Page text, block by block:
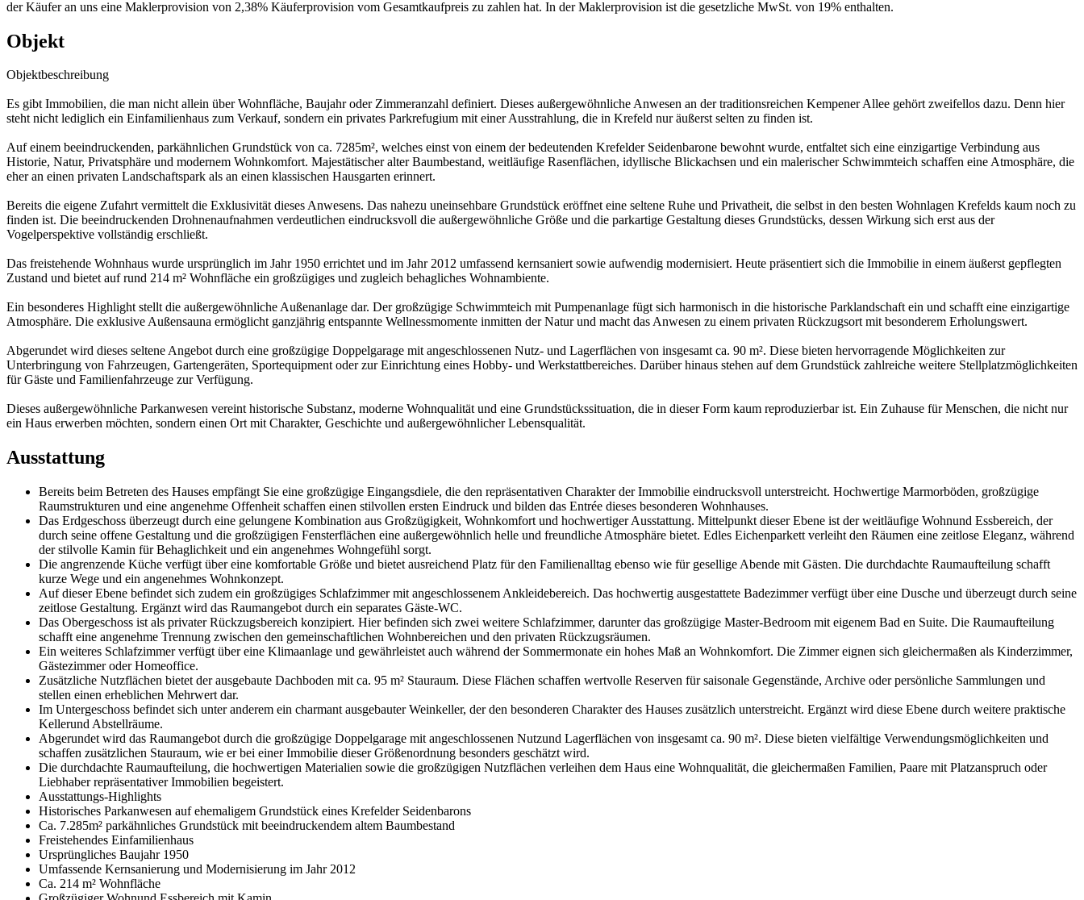
der Käufer an uns eine Maklerprovision von 2,38% Käuferprovision vom Gesamtkaufpreis zu zahlen hat. In der Maklerprovision ist die gesetzliche MwSt. von 19% enthalten.
Objekt
Objektbeschreibung
Es gibt Immobilien, die man nicht allein über Wohnfläche, Baujahr oder Zimmeranzahl definiert. Dieses außergewöhnliche Anwesen an der traditionsreichen Kempener Allee gehört zweifellos dazu. Denn hier
steht nicht lediglich ein Einfamilienhaus zum Verkauf, sondern ein privates Parkrefugium mit einer Ausstrahlung, die in Krefeld nur äußerst selten zu finden ist.
Auf einem beeindruckenden, parkähnlichen Grundstück von ca. 7285m², welches einst von einem der bedeutenden Krefelder Seidenbarone bewohnt wurde, entfaltet sich eine einzigartige Verbindung aus
Historie, Natur, Privatsphäre und modernem Wohnkomfort. Majestätischer alter Baumbestand, weitläufige Rasenflächen, idyllische Blickachsen und ein malerischer Schwimmteich schaffen eine Atmosphäre, die
eher an einen privaten Landschaftspark als an einen klassischen Hausgarten erinnert.
Bereits die eigene Zufahrt vermittelt die Exklusivität dieses Anwesens. Das nahezu uneinsehbare Grundstück eröffnet eine seltene Ruhe und Privatheit, die selbst in den besten Wohnlagen Krefelds kaum noch zu
finden ist. Die beeindruckenden Drohnenaufnahmen verdeutlichen eindrucksvoll die außergewöhnliche Größe und die parkartige Gestaltung dieses Grundstücks, dessen Wirkung sich erst aus der
Vogelperspektive vollständig erschließt.
Das freistehende Wohnhaus wurde ursprünglich im Jahr 1950 errichtet und im Jahr 2012 umfassend kernsaniert sowie aufwendig modernisiert. Heute präsentiert sich die Immobilie in einem äußerst gepflegten
Zustand und bietet auf rund 214 m² Wohnfläche ein großzügiges und zugleich behagliches Wohnambiente.
Ein besonderes Highlight stellt die außergewöhnliche Außenanlage dar. Der großzügige Schwimmteich mit Pumpenanlage fügt sich harmonisch in die historische Parklandschaft ein und schafft eine einzigartige
Atmosphäre. Die exklusive Außensauna ermöglicht ganzjährig entspannte Wellnessmomente inmitten der Natur und macht das Anwesen zu einem privaten Rückzugsort mit besonderem Erholungswert.
Abgerundet wird dieses seltene Angebot durch eine großzügige Doppelgarage mit angeschlossenen Nutz- und Lagerflächen von insgesamt ca. 90 m². Diese bieten hervorragende Möglichkeiten zur
Unterbringung von Fahrzeugen, Gartengeräten, Sportequipment oder zur Einrichtung eines Hobby- und Werkstattbereiches. Darüber hinaus stehen auf dem Grundstück zahlreiche weitere Stellplatzmöglichkeiten
für Gäste und Familienfahrzeuge zur Verfügung.
Dieses außergewöhnliche Parkanwesen vereint historische Substanz, moderne Wohnqualität und eine Grundstückssituation, die in dieser Form kaum reproduzierbar ist. Ein Zuhause für Menschen, die nicht nur
ein Haus erwerben möchten, sondern einen Ort mit Charakter, Geschichte und außergewöhnlicher Lebensqualität.
Ausstattung
Bereits beim Betreten des Hauses empfängt Sie eine großzügige Eingangsdiele, die den repräsentativen Charakter der Immobilie eindrucksvoll unterstreicht. Hochwertige Marmorböden, großzügige
Raumstrukturen und eine angenehme Offenheit schaffen einen stilvollen ersten Eindruck und bilden das Entrée dieses besonderen Wohnhauses.
Das Erdgeschoss überzeugt durch eine gelungene Kombination aus Großzügigkeit, Wohnkomfort und hochwertiger Ausstattung. Mittelpunkt dieser Ebene ist der weitläufige Wohnund Essbereich, der
durch seine offene Gestaltung und die großzügigen Fensterflächen eine außergewöhnlich helle und freundliche Atmosphäre bietet. Edles Eichenparkett verleiht den Räumen eine zeitlose Eleganz, während
der stilvolle Kamin für Behaglichkeit und ein angenehmes Wohngefühl sorgt.
Die angrenzende Küche verfügt über eine komfortable Größe und bietet ausreichend Platz für den Familienalltag ebenso wie für gesellige Abende mit Gästen. Die durchdachte Raumaufteilung schafft
kurze Wege und ein angenehmes Wohnkonzept.
Auf dieser Ebene befindet sich zudem ein großzügiges Schlafzimmer mit angeschlossenem Ankleidebereich. Das hochwertig ausgestattete Badezimmer verfügt über eine Dusche und überzeugt durch seine
zeitlose Gestaltung. Ergänzt wird das Raumangebot durch ein separates Gäste-WC.
Das Obergeschoss ist als privater Rückzugsbereich konzipiert. Hier befinden sich zwei weitere Schlafzimmer, darunter das großzügige Master-Bedroom mit eigenem Bad en Suite. Die Raumaufteilung
schafft eine angenehme Trennung zwischen den gemeinschaftlichen Wohnbereichen und den privaten Rückzugsräumen.
Ein weiteres Schlafzimmer verfügt über eine Klimaanlage und gewährleistet auch während der Sommermonate ein hohes Maß an Wohnkomfort. Die Zimmer eignen sich gleichermaßen als Kinderzimmer,
Gästezimmer oder Homeoffice.
Zusätzliche Nutzflächen bietet der ausgebaute Dachboden mit ca. 95 m² Stauraum. Diese Flächen schaffen wertvolle Reserven für saisonale Gegenstände, Archive oder persönliche Sammlungen und
stellen einen erheblichen Mehrwert dar.
Im Untergeschoss befindet sich unter anderem ein charmant ausgebauter Weinkeller, der den besonderen Charakter des Hauses zusätzlich unterstreicht. Ergänzt wird diese Ebene durch weitere praktische
Kellerund Abstellräume.
Abgerundet wird das Raumangebot durch die großzügige Doppelgarage mit angeschlossenen Nutzund Lagerflächen von insgesamt ca. 90 m². Diese bieten vielfältige Verwendungsmöglichkeiten und
schaffen zusätzlichen Stauraum, wie er bei einer Immobilie dieser Größenordnung besonders geschätzt wird.
Die durchdachte Raumaufteilung, die hochwertigen Materialien sowie die großzügigen Nutzflächen verleihen dem Haus eine Wohnqualität, die gleichermaßen Familien, Paare mit Platzanspruch oder
Liebhaber repräsentativer Immobilien begeistert.
Ausstattungs-Highlights
Historisches Parkanwesen auf ehemaligem Grundstück eines Krefelder Seidenbarons
Ca. 7.285m² parkähnliches Grundstück mit beeindruckendem altem Baumbestand
Freistehendes Einfamilienhaus
Ursprüngliches Baujahr 1950
Umfassende Kernsanierung und Modernisierung im Jahr 2012
Ca. 214 m² Wohnfläche